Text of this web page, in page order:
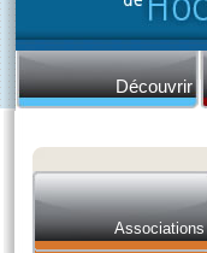
Découvrir
Associations